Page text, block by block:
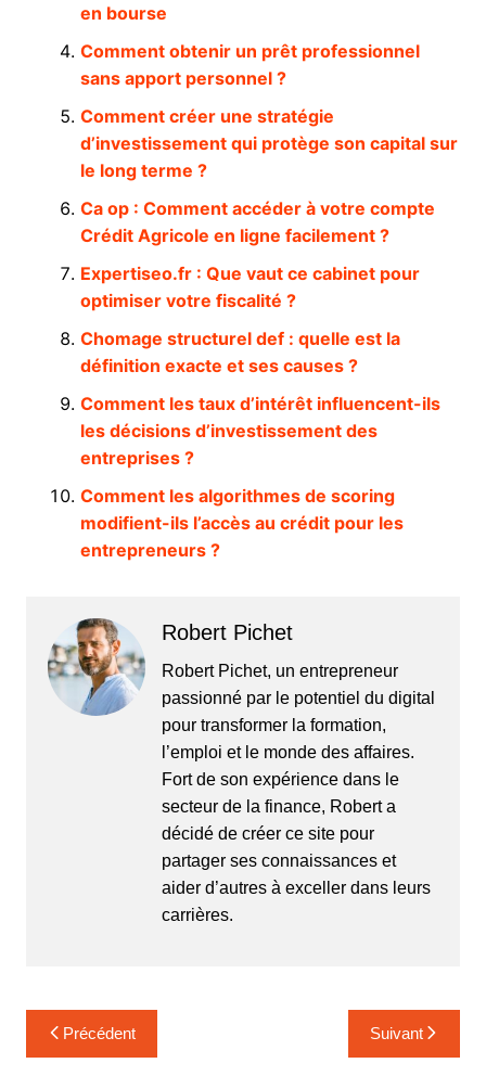
en bourse
Comment obtenir un prêt professionnel
sans apport personnel ?
Comment créer une stratégie
d’investissement qui protège son capital sur
le long terme ?
Ca op : Comment accéder à votre compte
Crédit Agricole en ligne facilement ?
Expertiseo.fr : Que vaut ce cabinet pour
optimiser votre fiscalité ?
Chomage structurel def : quelle est la
définition exacte et ses causes ?
Comment les taux d’intérêt influencent-ils
les décisions d’investissement des
entreprises ?
Comment les algorithmes de scoring
modifient-ils l’accès au crédit pour les
entrepreneurs ?
Robert Pichet
Robert Pichet, un entrepreneur
passionné par le potentiel du digital
pour transformer la formation,
l’emploi et le monde des affaires.
Fort de son expérience dans le
secteur de la finance, Robert a
décidé de créer ce site pour
partager ses connaissances et
aider d’autres à exceller dans leurs
carrières.
Navigation
de
Précédent Suivant